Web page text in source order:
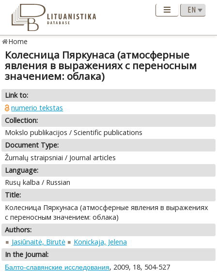
Home
Колесница Пяркунаса (атмосферные
явления в выражениях с переносным
значением: облака)
Link to:
numerio tekstas
Collection:
Mokslo publikacijos / Scientific publications
Document Type:
Žurnalų straipsniai / Journal articles
Language:
Rusų kalba / Russian
Title:
Колесница Пяркунаса (атмосферные явления в выражениях
с переносным значением: облака)
Authors:
Jasiūnaitė, Birutė
Konickaja, Jelena
In the Journal:
Балто-славянские исследования, 2009, 18, 504-527